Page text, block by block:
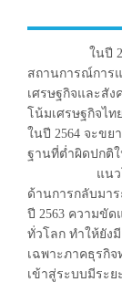
ในปี 2563 เ
สถานการณ์การ
เศรษฐกิจและสั
โน้มเศรษฐกิจ
ในปี 2564 จะขย
ฐานที่ต่ำผิดปกติใ
แนวโน้มเศร
ด้านการกลับมาร
ปี 2563 ความขัด
ทั่วโลก ทำให้ยัง
เฉพาะภาคธุรกิจ
เข้าสู่ระบบมีระ